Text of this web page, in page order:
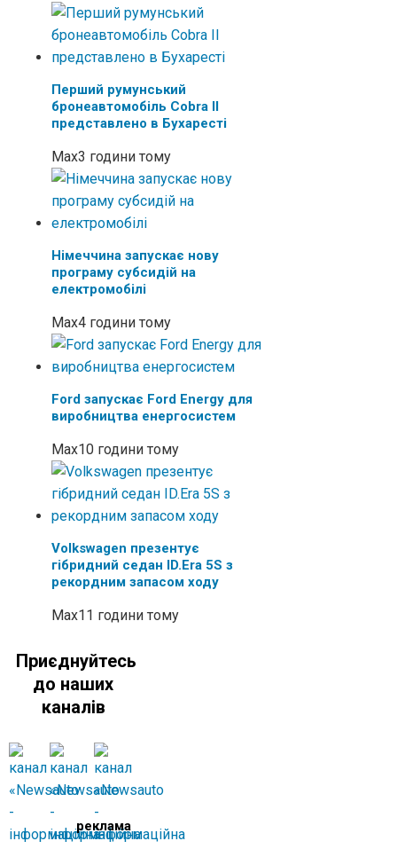
Перший румунський
бронеавтомобіль Cobra II
представлено в Бухаресті
Max3 години тому
Німеччина запускає нову
програму субсидій на
електромобілі
Max4 години тому
Ford запускає Ford Energy для
виробництва енергосистем
Max10 години тому
Volkswagen презентує
гібридний седан ID.Era 5S з
рекордним запасом ходу
Max11 години тому
Приєднуйтесь
до наших
каналів
реклама